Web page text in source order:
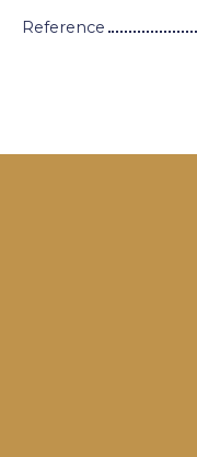
Reference